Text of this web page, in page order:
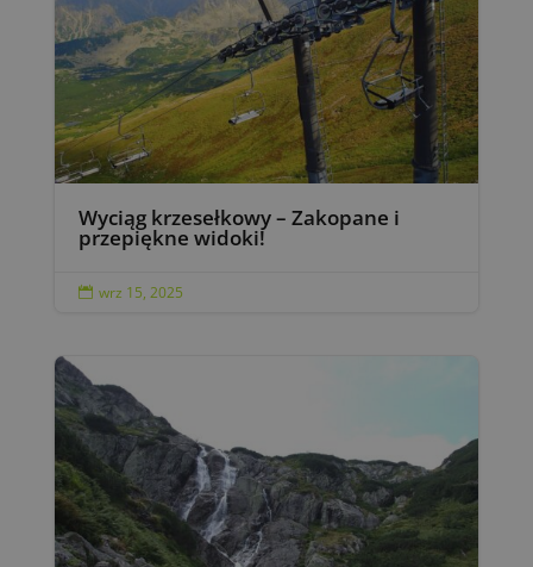
Wyciąg krzesełkowy – Zakopane i
przepiękne widoki!
 wrz 15, 2025